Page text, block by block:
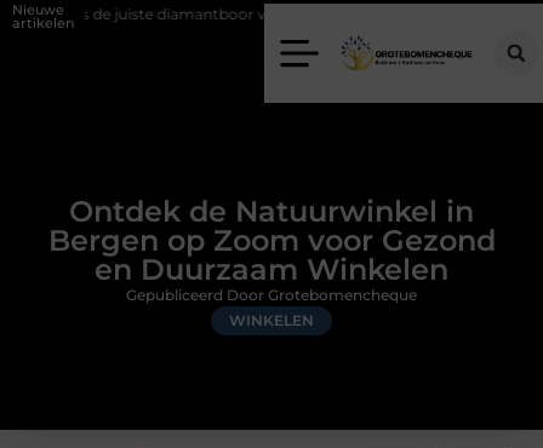
Nieuwe
artikelen voor uw project Hoe weersomstandigheden de
Ontdek de Natuurwinkel in
Bergen op Zoom voor Gezond
en Duurzaam Winkelen
WINKELEN
Gepubliceerd Door Grotebomencheque